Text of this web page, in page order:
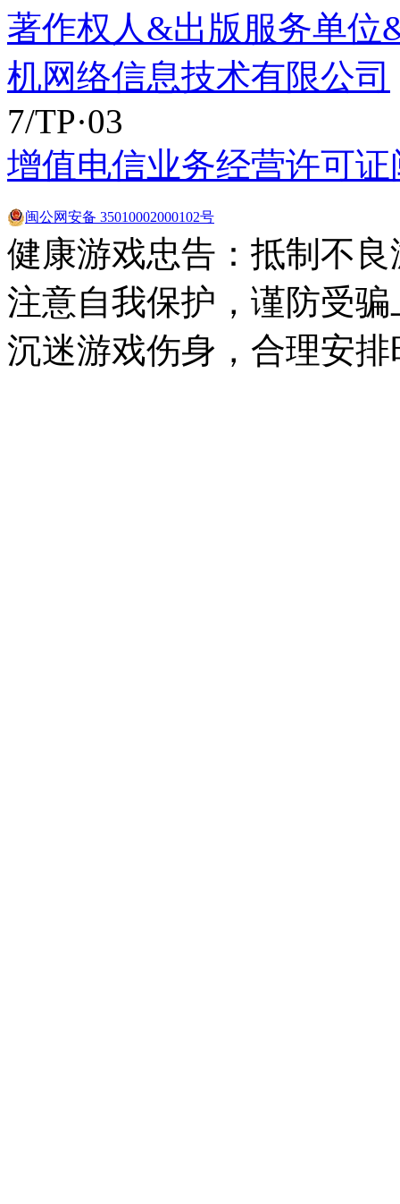
著作权人&出版服务单位
机网络信息技术有限公司
7/TP·03
增值电信业务经营许可证
闽公网安备 35010002000102号
健康游戏忠告：抵制不
注意自我保护，谨防受
沉迷游戏伤身，合理安